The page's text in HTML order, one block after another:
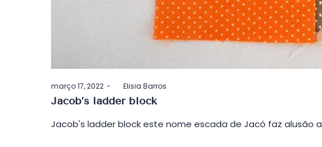
Postado
em
março 17, 2022 byElisia Barros
Jacob’s ladder block
Jacob's ladder block este nome escada de Jacó faz alusão